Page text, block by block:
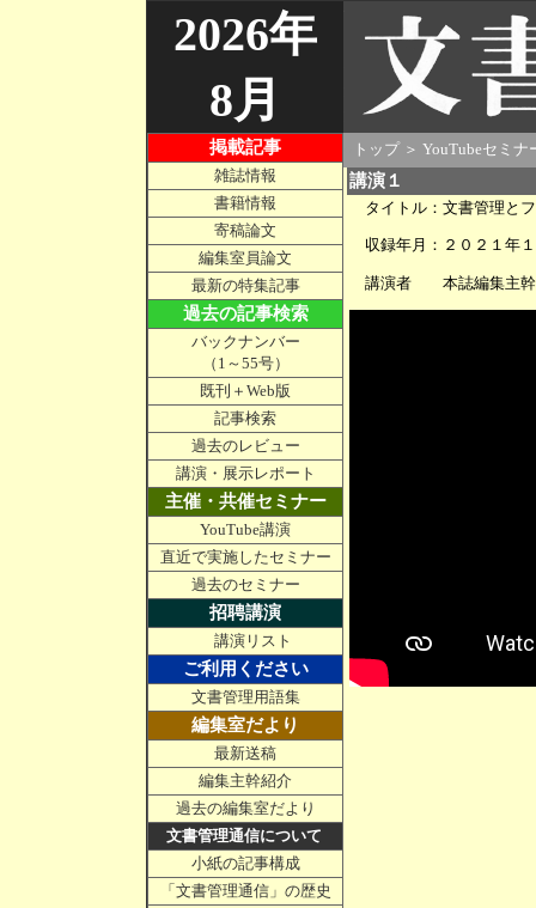
2026年
8月
掲載記事
雑誌情報
書籍情報
寄稿論文
編集室員論文
最新の特集記事
過去の記事検索
バックナンバー
（1～55号）
既刊＋Web版
記事検索
過去のレビュー
講演・展示レポート
主催・共催セミナー
YouTube講演
直近で実施したセミナー
過去のセミナー
招聘講演
講演リスト
ご利用ください
文書管理用語集
編集室だより
最新送稿
編集主幹紹介
過去の編集室だより
文書管理通信について
小紙の記事構成
「文書管理通信」の歴史
トップ ＞ YouTubeセミナ
講演１
タイトル：文書管理と
収録年月：２０２１年
講演者 本誌編集主